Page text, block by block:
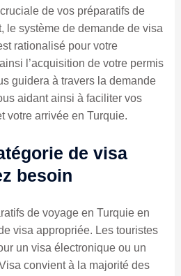
de vos préparatifs de
le système de demande de visa
rationalisé pour votre
l’acquisition de votre permis
guidera à travers la demande
aidant ainsi à faciliter vos
votre arrivée en Turquie.
de visa
besoin
de voyage en Turquie en
visa appropriée. Les touristes
un visa électronique ou un
convient à la majorité des